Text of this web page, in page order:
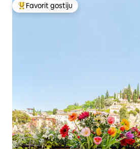
Glavni favorit gostiju
Favorit gostiju